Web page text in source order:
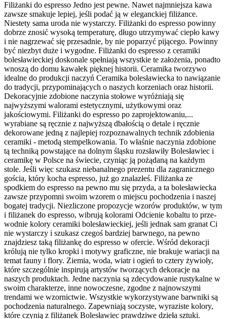
Filiżanki do espresso Jedno jest pewne. Nawet najmniejsza kawa
zawsze smakuje lepiej, jeśli podać ją w eleganckiej filiżance.
Niestety sama uroda nie wystarczy. Filiżanki do espresso powinny
dobrze znosić wysoką temperaturę, długo utrzymywać ciepło kawy
i nie nagrzewać się przesadnie, by nie poparzyć pijącego. Powinny
być niezbyt duże i wygodne. Filiżanki do espresso z ceramiki
bolesławieckiej doskonale spełniają wszystkie te założenia, ponadto
wnoszą do domu kawałek pięknej historii. Ceramika tworzywo
idealne do produkcji naczyń Ceramika bolesławiecka to nawiązanie
do tradycji, przypominających o naszych korzeniach oraz historii.
Dekoracyjnie zdobione naczynia stołowe wyróżniają się
najwyższymi walorami estetycznymi, użytkowymi oraz
jakościowymi. Filiżanki do espresso po zaprojektowaniu,...
wyrabiane są ręcznie z najwyższą dbałością o detale i ręcznie
dekorowane jedną z najlepiej rozpoznawalnych technik zdobienia
ceramiki - metodą stempelkowania. To właśnie naczynia zdobione
tą techniką powstające na dolnym śląsku rozsławiły Bolesławiec i
ceramikę w Polsce na świecie, czyniąc ją pożądaną na każdym
stole. Jeśli więc szukasz niebanalnego prezentu dla zagranicznego
gościa, który kocha espresso, już go znalazłeś. Filiżanka ze
spodkiem do espresso na pewno mu się przyda, a ta bolesławiecka
zawsze przypomni swoim wzorem o miejscu pochodzenia i naszej
bogatej tradycji. Niezliczone propozycje wzorów produktów, w tym
i filiżanek do espresso, wibrują kolorami Odcienie kobaltu to prze­
wodnie kolory cera­miki bole­sła­wiec­kiej, jeśli jednak sam granat Ci
nie wystarczy i szukasz czegoś bardziej barwnego, na pewno
znajdziesz taką filiżankę do espresso w ofercie. Wśród dekoracji
królują nie tylko kropki i motywy graficzne, nie brakuje wariacji na
temat fauny i flory. Ziemia, woda, wiatr i ogień to cztery żywioły,
które szczególnie inspirują artystów tworzących dekoracje na
naszych produktach. Jedne naczynia są zdecydowanie rustykalne w
swoim charakterze, inne nowoczesne, zgodne z najnowszymi
trendami we wzornictwie. Wszystkie wykorzystywane barwniki są
pochodzenia naturalnego. Zapewniają soczyste, wyraziste kolory,
które czynią z filiżanek Bolesławiec prawdziwe dzieła sztuki.